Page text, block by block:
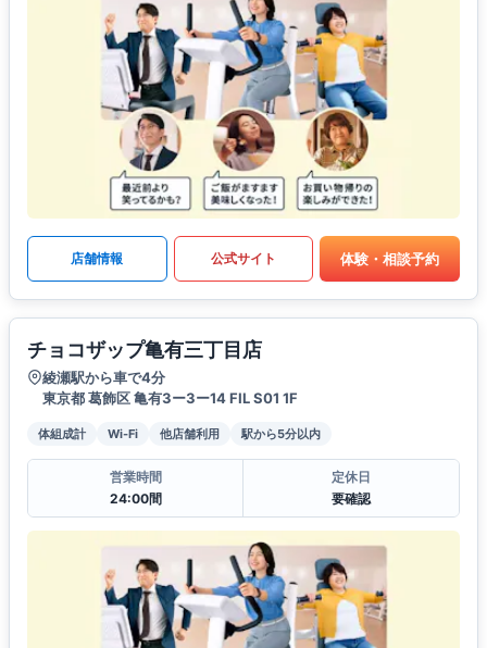
店舗情報 公式サイト 体験・相談予約
チョコザップ亀有三丁目店
綾瀬駅から車で4分
東京都 葛飾区 亀有3ー3ー14 FIL S01 1F
体組成計 Wi-Fi 他店舗利用 駅から5分以内
営業時間
24:00間
定休日
要確認